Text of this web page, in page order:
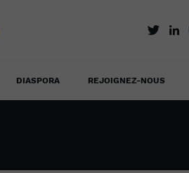
DIASPORA REJOIGNEZ-NOUS